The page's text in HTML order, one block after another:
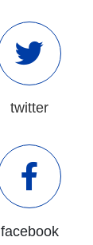
twitter
facebook